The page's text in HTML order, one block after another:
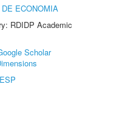
ECONOMIA
RDIDP Academic
Scholar